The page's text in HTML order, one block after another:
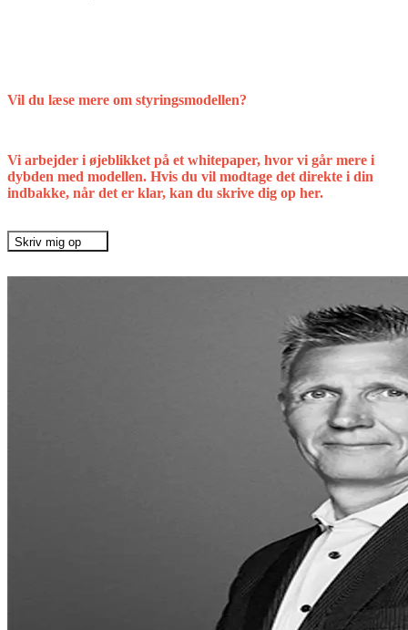
Vil du læse mere om styringsmodellen?
Vi arbejder i øjeblikket på et whitepaper, hvor vi går mere i
dybden med modellen. Hvis du vil modtage det direkte i din
indbakke, når det er klar, kan du skrive dig op her.
Skriv mig op